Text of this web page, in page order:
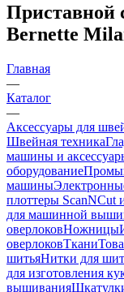
Приставной
Bernette
Главная
—
Каталог
—
Аксессуары для
Швейная техника
машины и
оборудование
машины
плоттеры ScanNCut
для машинной
оверлоковНожницы
оверлоковТкани
шитьяНитки для
для изготовления
вышивания